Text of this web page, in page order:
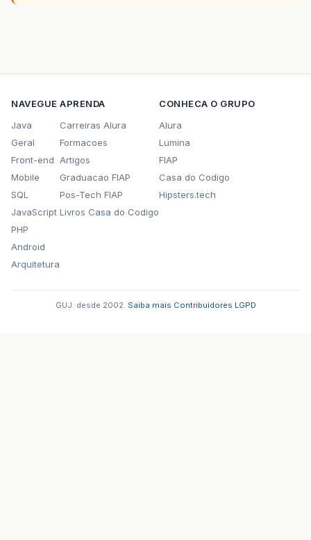
NAVEGUE
Java
Geral
Front-end
Mobile
SQL
JavaScript
PHP
Android
Arquitetura
APRENDA
Carreiras Alura
Formacoes
Artigos
Graduacao FIAP
Pos-Tech FIAP
Livros Casa do Codigo
CONHECA O GRUPO
Alura
Lumina
FIAP
Casa do Codigo
Hipsters.tech
GUJ: desde 2002. Saiba mais Contribuidores LGPD